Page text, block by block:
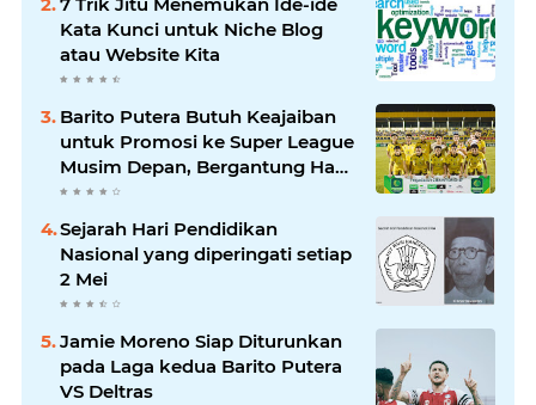
Kata Kunci untuk Niche Blog
atau Website Kita
Barito Putera Butuh Keajaiban
untuk Promosi ke Super League
Musim Depan, Bergantung Hasil
PSS Sleman
Sejarah Hari Pendidikan
Nasional yang diperingati setiap
2 Mei
Jamie Moreno Siap Diturunkan
pada Laga kedua Barito Putera
VS Deltras